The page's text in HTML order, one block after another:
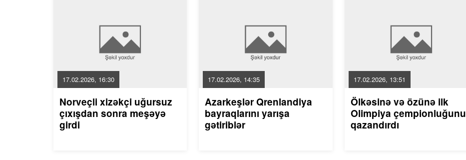
17.02.2026, 16:30
Norveçli xizəkçi uğursuz
çıxışdan sonra meşəyə
girdi
17.02.2026, 14:35
Azarkeşlər Qrenlandiya
bayraqlarını yarışa
gətiriblər
17.02.2026, 13:51
Ölkəsinə və özünə ilk
Olimpiya çempionluğunu
qazandırdı